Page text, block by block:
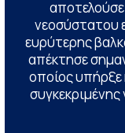
νεοσύστατου
ευρύτερης
απέκτησε
οποίος υπήρξε